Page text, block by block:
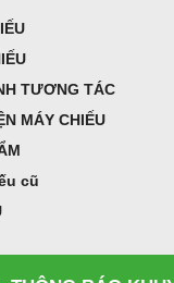
TƯƠNG TÁC
MÁY CHIẾU
cũ